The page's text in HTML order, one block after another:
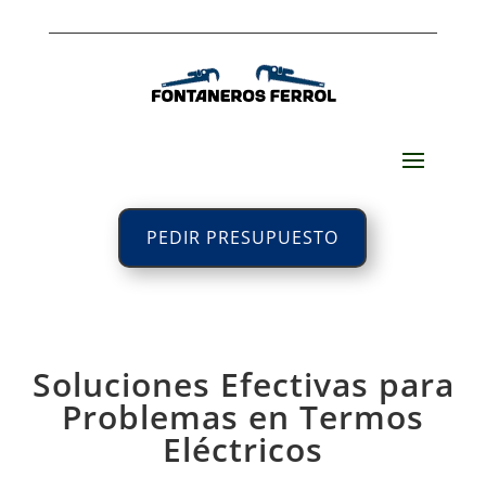
PEDIR PRESUPUESTO
Soluciones Efectivas para
Problemas en Termos
Eléctricos